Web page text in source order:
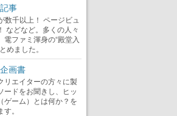
事
数千以上！ ページビュ
などなど。多くの人々
電ファミ渾身の“殿堂入
めました。
画書
リエイターの方々に製
ードをお聞きし、ヒッ
ゲーム）とは何か？を
。